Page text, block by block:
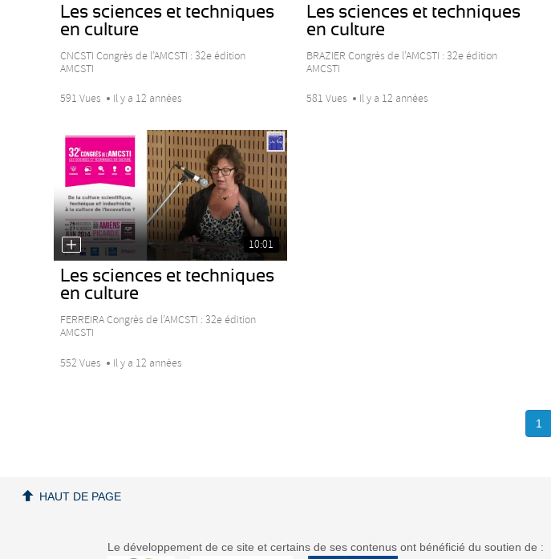
Les sciences et techniques
en culture
CNCSTI Congrès de l’AMCSTI : 32e édition
AMCSTI
591 Vues Il y a 12 années
Les sciences et techniques
en culture
BRAZIER Congrès de l’AMCSTI : 32e édition
AMCSTI
581 Vues Il y a 12 années
10:01
Les sciences et techniques
en culture
FERREIRA Congrès de l’AMCSTI : 32e édition
AMCSTI
552 Vues Il y a 12 années
1
Le développement de ce site et certains de ses contenus ont bénéficié du soutien de :
HAUT DE PAGE